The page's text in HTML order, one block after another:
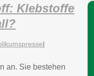
Klebstoffe
|
an. Sie bestehen